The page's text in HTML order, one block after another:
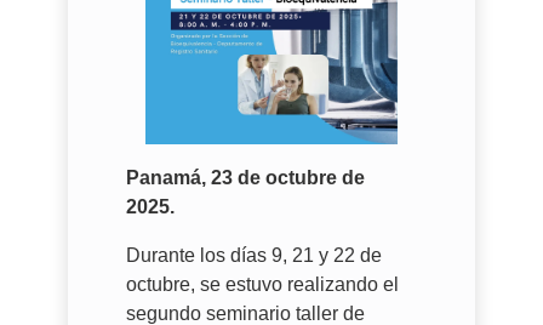
Panamá, 23 de octubre de
2025.
Durante los días 9, 21 y 22 de
octubre, se estuvo realizando el
segundo seminario taller de